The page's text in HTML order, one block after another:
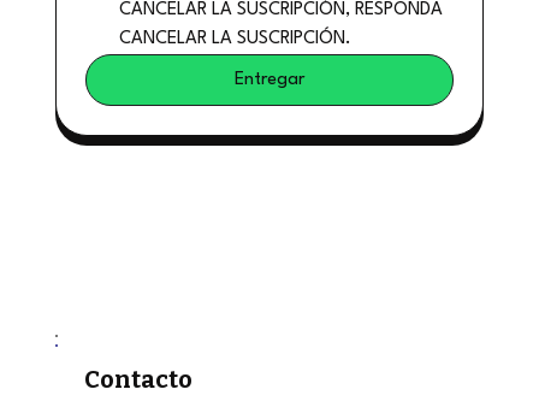
CANCELAR LA SUSCRIPCIÓN, RESPONDA
CANCELAR LA SUSCRIPCIÓN.
Entregar
Contacto